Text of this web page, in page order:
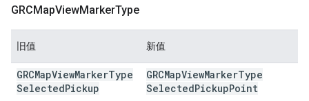
GRCMapViewMarkerType
旧值 新值
GRCMapViewMarkerType
SelectedPickup
GRCMapViewMarkerType
SelectedPickupPoint